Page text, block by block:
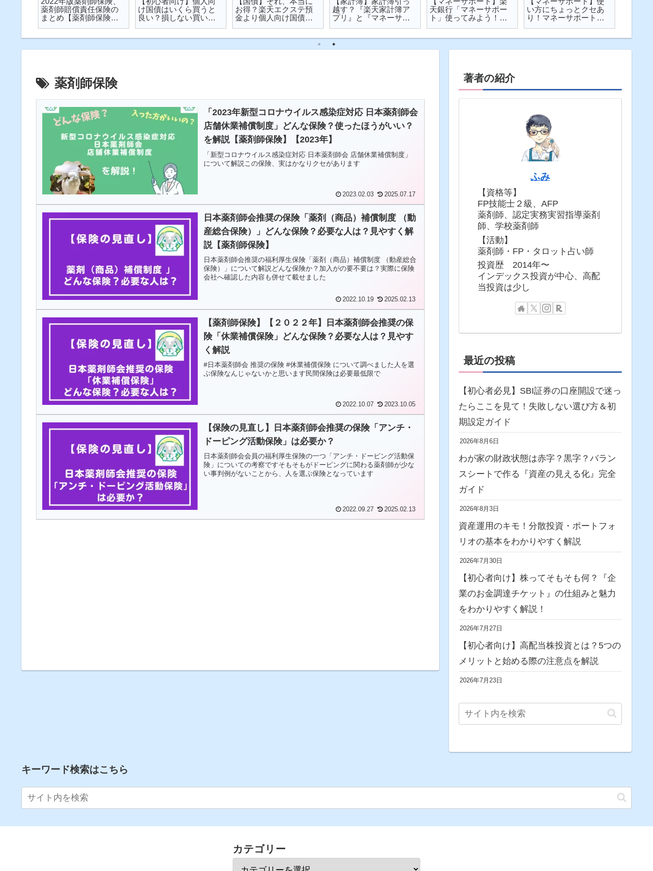
薬剤師賠償責任保険の
まとめ【薬剤師保険】
け国債はいくら買うと
良い？損しない買い方
お得？楽天エクステ預
金より個人向け国債を
越す？『楽天家計簿ア
プリ』と『マネーサポ
天銀行「マネーサポー
ト」使ってみよう！
い方にちょっとクセあ
り！マネーサポートの
薬剤師保険
「2023年新型コロナウイルス感染症対応 日本薬剤師会
店舗休業補償制度」どんな保険？使ったほうがいい？
を解説【薬剤師保険】【2023年】
「新型コロナウイルス感染症対応 日本薬剤師会 店舗休業補償制度」
について解説この保険、実はかなりクセがあります
2023.02.03 2025.07.17
日本薬剤師会推奨の保険「薬剤（商品）補償制度 （動
産総合保険）」どんな保険？必要な人は？見やすく解
説【薬剤師保険】
日本薬剤師会推奨の福利厚生保険「薬剤（商品）補償制度 （動産総合
保険）」について解説どんな保険か？加入がの要不要は？実際に保険
会社へ確認した内容も併せて載せました
2022.10.19 2025.02.13
【薬剤師保険】【２０２２年】日本薬剤師会推奨の保
険「休業補償保険」どんな保険？必要な人は？見やす
く解説
#日本薬剤師会 推奨の保険 #休業補償保険 について調べました人を選
ぶ保険なんじゃないかと思います民間保険は必要最低限で
2022.10.07 2023.10.05
【保険の見直し】日本薬剤師会推奨の保険「アンチ・
ドーピング活動保険」は必要か？
日本薬剤師会会員の福利厚生保険の一つ「アンチ・ドーピング活動保
険」についての考察ですそもそもがドーピングに関わる薬剤師が少な
い事判例がないことから、人を選ぶ保険となっています
2022.09.27 2025.02.13
著者の紹介
ふみ
【資格等】
FP技能士２級、AFP
薬剤師、認定実務実習指導薬剤
師、学校薬剤師
【活動】
薬剤師・FP・タロット占い師
投資歴 2014年〜
インデックス投資が中心、高配
当投資は少し
最近の投稿
【初心者必見】SBI証券の口座開設で迷っ
たらここを見て！失敗しない選び方＆初
期設定ガイド
2026年8月6日
わが家の財政状態は赤字？黒字？バラン
スシートで作る『資産の見える化』完全
ガイド
2026年8月3日
資産運用のキモ！分散投資・ポートフォ
リオの基本をわかりやすく解説
2026年7月30日
【初心者向け】株ってそもそも何？『企
業のお金調達チケット』の仕組みと魅力
をわかりやすく解説！
2026年7月27日
【初心者向け】高配当株投資とは？5つの
メリットと始める際の注意点を解説
2026年7月23日
キーワード検索はこちら
カテゴリー